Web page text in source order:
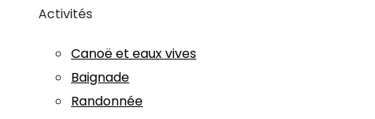
Activités
Canoë et eaux vives
Baignade
Randonnée